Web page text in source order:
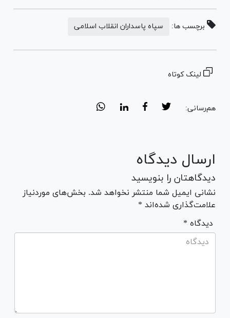
برچسب ها: سپاه پاسداران انقلاب اسلامی
لینک کوتاه
هم‌رسانی:
ارسال دیدگاه
دیدگاهتان را بنویسید
نشانی ایمیل شما منتشر نخواهد شد. بخش‌های موردنیاز
علامت‌گذاری شده‌اند *
* دیدگاه